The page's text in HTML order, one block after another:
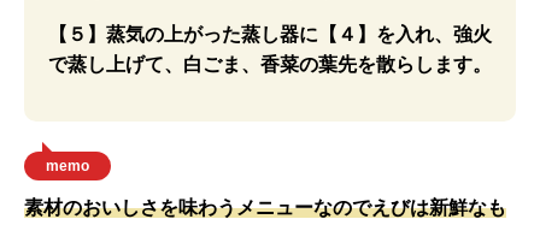
【５】蒸気の上がった蒸し器に【４】を入れ、強火
で蒸し上げて、白ごま、香菜の葉先を散らします。
memo
素材のおいしさを味わうメニューなのでえびは新鮮なも